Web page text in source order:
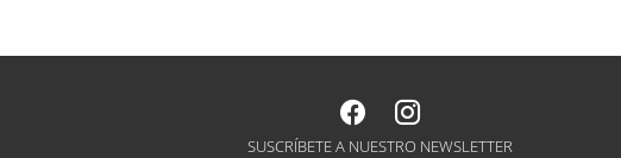
SUSCRÍBETE A NUESTRO NEWSLETTER